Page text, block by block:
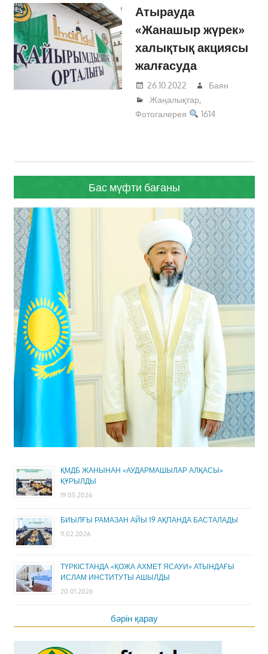
Атырауда
«Жанашыр жүрек»
халықтық акциясы
жалғасуда
26.10.2022
Баян
Жаңалықтар,
Фотогалерея
1614
Бас мүфти бағаны
ҚМДБ ЖАНЫНАН «АУДАРМАШЫЛАР АЛҚАСЫ»
ҚҰРЫЛДЫ
19.05.2026
БИЫЛҒЫ РАМАЗАН АЙЫ 19 АҚПАНДА БАСТАЛАДЫ
11.02.2026
ТҮРКІСТАНДА «ҚОЖА АХМЕТ ЯСАУИ» АТЫНДАҒЫ
ИСЛАМ ИНСТИТУТЫ АШЫЛДЫ
20.01.2026
бәрін қарау